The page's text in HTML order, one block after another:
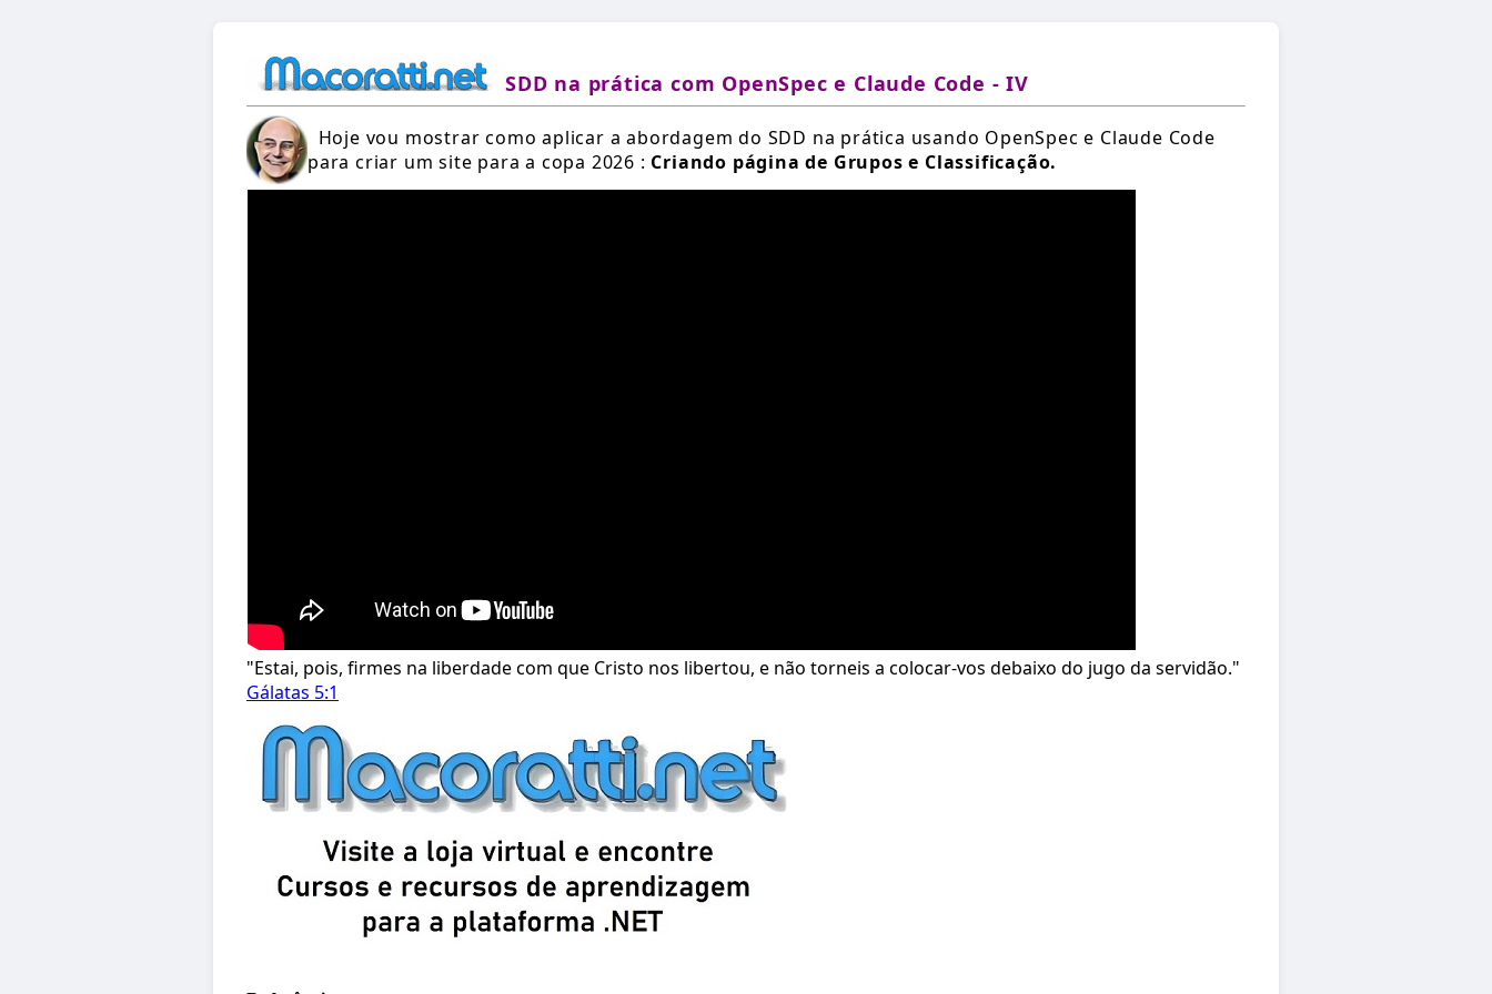
SDD na prática com OpenSpec e Claude Code - IV
Hoje vou mostrar como aplicar a abordagem do SDD na prática usando OpenSpec e Claude Code
para criar um site para a copa 2026 : Criando página de Grupos e Classificação.
"Estai, pois, firmes na liberdade com que Cristo nos libertou, e não torneis a colocar-vos debaixo do jugo da servidão."
Gálatas 5:1